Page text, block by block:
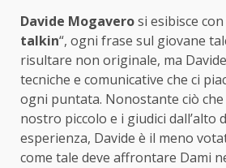
Davide Mogaverosi esibisce con
talkin“, ogni frase sul giovane
risultare non originale, ma
tecniche e comunicative che ci
ogni puntata. Nonostante ciò
nostro piccolo e i giudici dall’alto
esperienza, Davide è il meno
come tale deve affrontare Dami